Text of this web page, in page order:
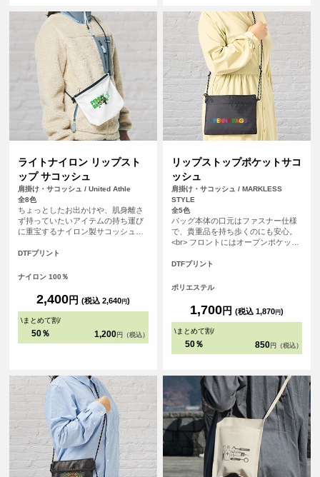
ライトナイロン リップスト
ップ サコッシュ
肩掛け・サコッシュ / United Athle
全8色
ちょっとしたお出かけや、肌身離さ
ず持っていたいアイテムの持ち運び
に重宝するナイロン製サコッシュ。
め、財布やスマホ、パスケースなど
配しているため日常づかいにとても
DTFプリント
ナイロン 100％
2,400円 (税込 2,640円)
\まとめて割/
50％ 1,200 円（税込）
リップストップポケットサコ
ッシュ
肩掛け・サコッシュ / MARKLESS
STYLE
全5色
バッグ本体の口元はファスナー仕様
で、貴重品を持ち歩くのにも安心。
<br> フロントにはオープンポケット
したい小物の収納にぴったり。<br>
も可能なため、お使いいただきやす
DTFプリント
ポリエステル
1,700円 (税込 1,870円)
\まとめて割/
50％ 850 円（税込）